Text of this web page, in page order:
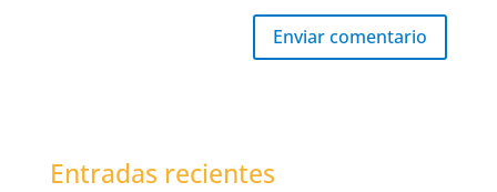
Enviar comentario
Entradas recientes